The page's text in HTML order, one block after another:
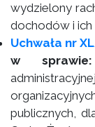
wydzielony
dochodów i ich
Uchwała nr
w sprawie:
publicznych,